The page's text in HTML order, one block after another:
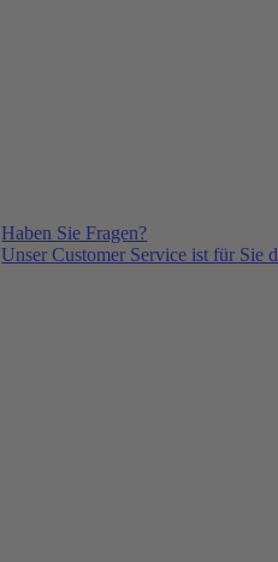
Haben Sie Fragen?
Unser Customer Service ist für Sie